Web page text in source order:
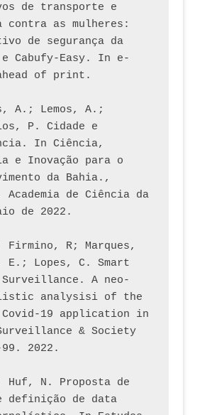
de transporte e
contra as mulheres:
de segurança da
Cabufy-Easy. In e-
of print.
A.; Lemos, A.;
P. Cidade e
In Ciência,
e Inovação para o
da Bahia.,
Academia de Ciência da
de 2022.
Firmino, R; Marques,
E.; Lopes, C. Smart
Surveillance. A neo-
analysisi of the
Covid-19 application in
& Society
2022.
Huf, N. Proposta de
definição de data